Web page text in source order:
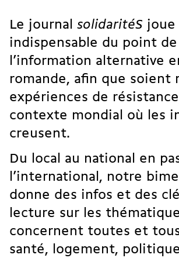
Le journal solidaritéS joue
indispensable du point de
l’information alternative
romande, afin que soient
expériences de
contexte mondial où les
creusent.
Du local au national en
l’international, notre
donne des infos et des
lecture sur les
concernent toutes et
santé, logement, politique